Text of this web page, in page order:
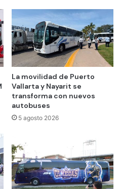
La movilidad de Puerto
Vallarta y Nayarit se
transforma con nuevos
autobuses
5 agosto 2026